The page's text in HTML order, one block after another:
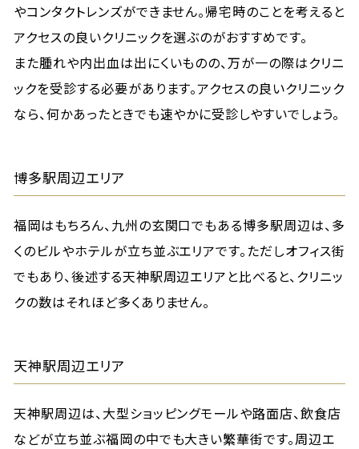
やコンタクトレンズができません。帰宅時のことを考えると
アクセスの良いクリニックを選ぶのがおすすめです。
また腫れや内出血は出にくいものの、万が一の際はクリニ
ックを受診する必要があります。アクセスの良いクリニック
なら、何かあったときでも速やかに受診しやすいでしょう。
博多駅周辺エリア
福岡はもちろん、九州の玄関口でもある博多駅周辺は、多
くのビルやホテルが立ち並ぶエリアです。ただしオフィス街
でもあり、後述する天神駅周辺エリアと比べると、クリニッ
クの数はそれほど多くありません。
天神駅周辺エリア
天神駅周辺は、大型ショッピングモールや路面店、飲食店
などが立ち並ぶ福岡の中でも大きい繁華街です。周辺エ